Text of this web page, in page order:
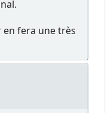
en fera une très